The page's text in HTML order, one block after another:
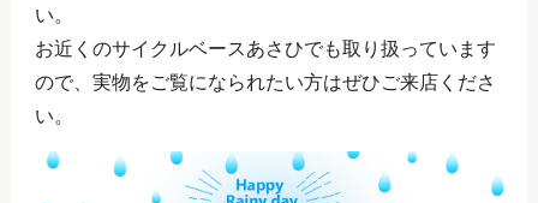
い。
お近くのサイクルベースあさひでも取り扱っています
ので、実物をご覧になられたい方はぜひご来店くださ
い。